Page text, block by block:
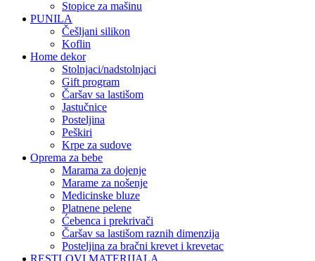
stopice za mašinu
PUNILA
češljani silikon
koflin
Home dekor
stolnjaci/nadstolnjaci
gift program
čaršav sa lastišom
jastučnice
posteljina
peškiri
krpe za sudove
Oprema za bebe
marama za dojenje
marame za nošenje
medicinske bluze
platnene pelene
ćebenca i prekrivači
čaršav sa lastišom raznih dimenzija
posteljina za bračni krevet i krevetac
RESTLOVI MATERIJALA